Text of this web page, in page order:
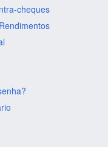
cheques